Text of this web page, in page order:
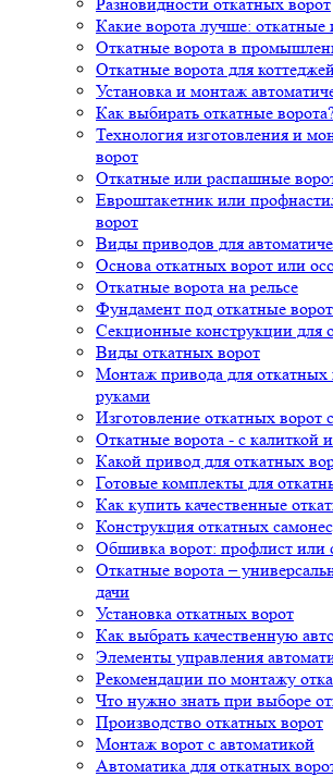
Какие ворота лучше:
Откатные ворота в
Откатные ворота для
Установка и монтаж
Как выбирать откатные
Технология изготовления и
ворот
Откатные или распашные
Евроштакетник или
ворот
Виды приводов для
Основа откатных ворот или
Откатные ворота на рельсе
Фундамент под откатные
Секционные конструкции для
Виды откатных ворот
Монтаж привода для откатных
руками
Изготовление откатных ворот
Откатные ворота - с калиткой
Какой привод для откатных
Готовые комплекты для
Как купить качественные
Конструкция откатных
Обшивка ворот: профлист или
Откатные ворота –
дачи
Установка откатных ворот
Как выбрать качественную
Элементы управления
Рекомендации по монтажу
Что нужно знать при выборе
Производство откатных ворот
Монтаж ворот с автоматикой
Автоматика для откатных